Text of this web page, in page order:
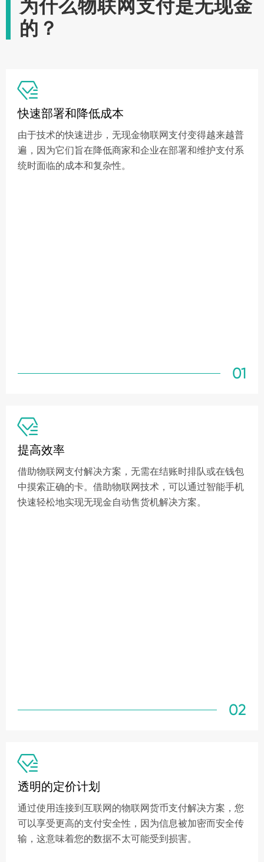
为什么物联网支付是无现金
的？

快速部署和降低成本
由于技术的快速进步，无现金物联网支付变得越来越普
遍，因为它们旨在降低商家和企业在部署和维护支付系
统时面临的成本和复杂性。
01

提高效率
借助物联网支付解决方案，无需在结账时排队或在钱包
中摸索正确的卡。借助物联网技术，可以通过智能手机
快速轻松地实现无现金自动售货机解决方案。
02

透明的定价计划
通过使用连接到互联网的物联网货币支付解决方案，您
可以享受更高的支付安全性，因为信息被加密而安全传
输，这意味着您的数据不太可能受到损害。